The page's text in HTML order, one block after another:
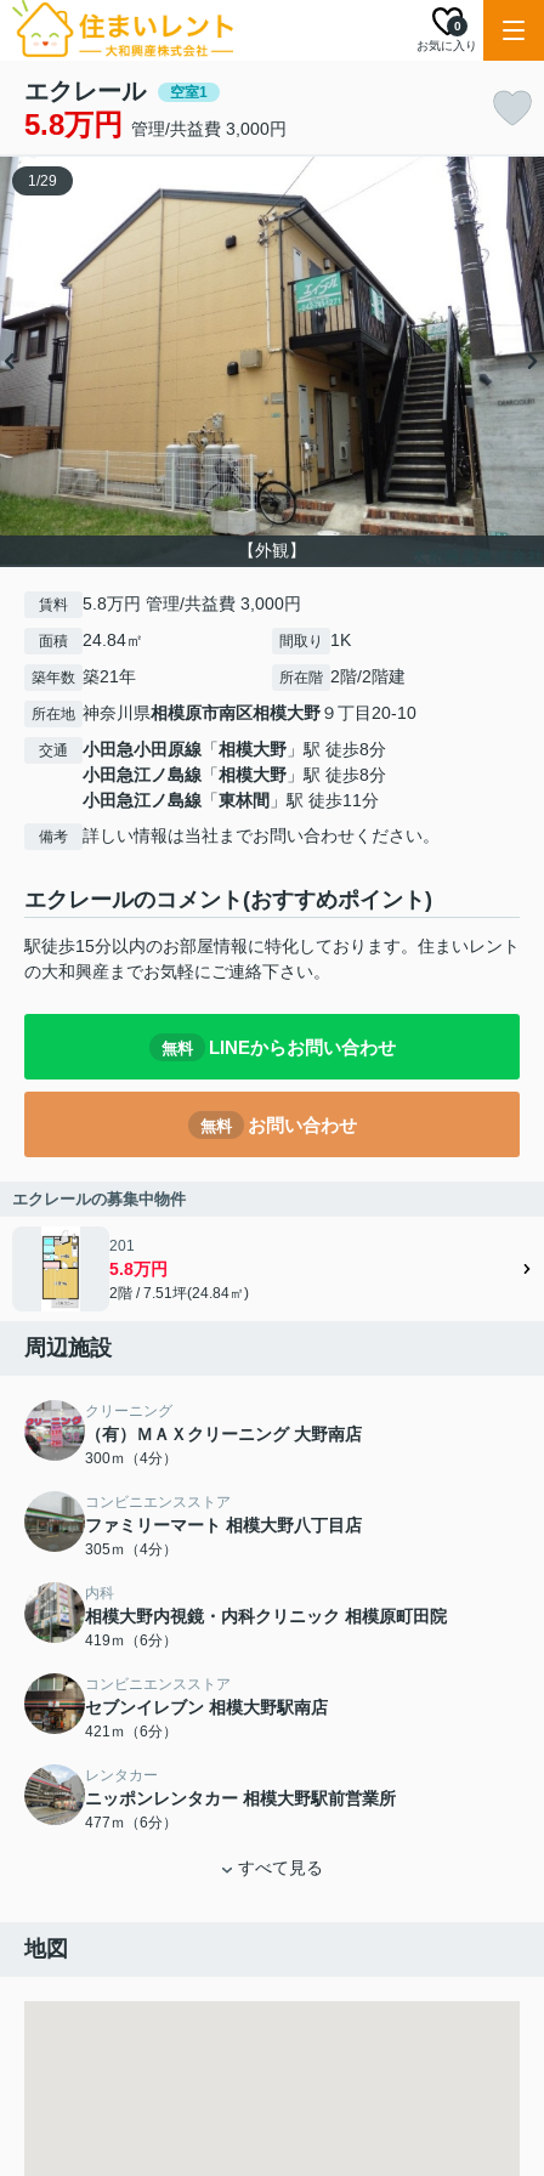
お気に入り
0
エクレール 空室1
5.8万円 管理/共益費 3,000円
【外観】
1/29
賃料 5.8万円 管理/共益費 3,000円
面積 24.84㎡ 間取り 1K
築年数 築21年 所在階 2階/2階建
所在地 神奈川県相模原市南区相模大野９丁目20-10
交通 小田急小田原線 「相模大野 」駅 徒歩8分
小田急江ノ島線 「相模大野 」駅 徒歩8分
小田急江ノ島線 「東林間 」駅 徒歩11分
備考 詳しい情報は当社までお問い合わせください。
エクレールのコメント(おすすめポイント)
駅徒歩15分以内のお部屋情報に特化しております。住まいレント
の大和興産までお気軽にご連絡下さい。
無料 LINEからお問い合わせ
無料 お問い合わせ
エクレールの募集中物件
201
5.8万円
2階 / 7.51坪(24.84㎡)
周辺施設
クリーニング
（有）ＭＡＸクリーニング 大野南店
300ｍ（4分）
コンビニエンスストア
ファミリーマート 相模大野八丁目店
305ｍ（4分）
内科
相模大野内視鏡・内科クリニック 相模原町田院
419ｍ（6分）
コンビニエンスストア
セブンイレブン 相模大野駅南店
421ｍ（6分）
レンタカー
ニッポンレンタカー 相模大野駅前営業所
477ｍ（6分）
すべて見る
地図